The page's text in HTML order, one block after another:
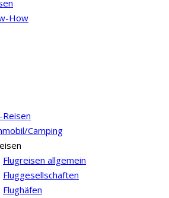
How
Reisen
Camping
Flugreisen allgemein
Fluggesellschaften
Flughäfen